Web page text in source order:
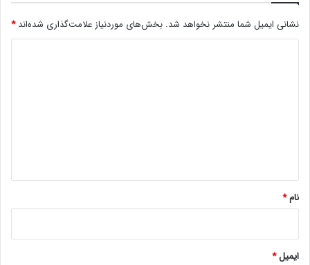
نشانی ایمیل شما منتشر نخواهد شد. بخش‌های موردنیاز علامت‌گذاری شده‌اند*
نام*
ایمیل*